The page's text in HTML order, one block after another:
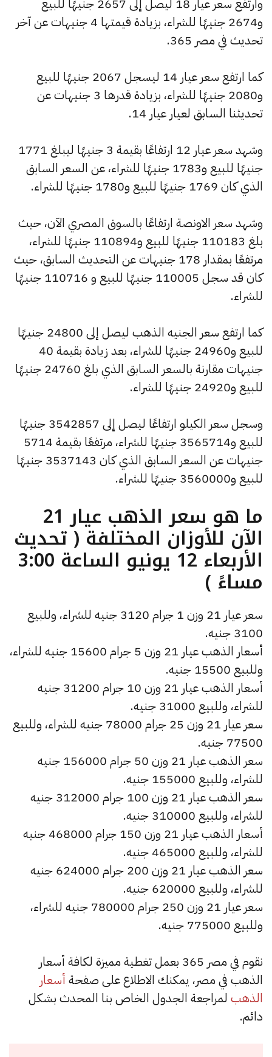
وارتفع سعر عيار 18 ليصل إلى 2657 جنيهًا للبيع
و2674 جنيهًا للشراء، بزيادة قيمتها 4 جنيهات عن آخر
تحديث في مصر 365.
كما ارتفع سعر عيار 14 ليسجل 2067 جنيهًا للبيع
و2080 جنيهًا للشراء، بزيادة قدرها 3 جنيهات عن
تحديثنا السابق لعيار عيار 14.
وشهد سعر عيار 12 ارتفاعًا بقيمة 3 جنيهًا ليبلغ 1771
جنيهًا للبيع و1783 جنيهًا للشراء، عن السعر السابق
الذي كان 1769 جنيهًا للبيع و1780 جنيهًا للشراء.
وشهد سعر الاونصة ارتفاعًا بالسوق المصري الآن، حيث
بلغ 110183 جنيهًا للبيع و110894 جنيهًا للشراء،
مرتفعًا بمقدار 178 جنيهات عن التحديث السابق، حيث
كان قد سجل 110005 جنيهًا للبيع و 110716 جنيهًا
للشراء.
كما ارتفع سعر الجنيه الذهب ليصل إلى 24800 جنيهًا
للبيع و24960 جنيهًا للشراء، بعد زيادة بقيمة 40
جنيهات مقارنة بالسعر السابق الذي بلغ 24760 جنيهًا
للبيع و24920 جنيهًا للشراء.
وسجل سعر الكيلو ارتفاعًا ليصل إلى 3542857 جنيهًا
للبيع و3565714 جنيهًا للشراء، مرتفعًا بقيمة 5714
جنيهات عن السعر السابق الذي كان 3537143 جنيهًا
للبيع و3560000 جنيهًا للشراء.
ما هو سعر الذهب عيار 21
الآن للأوزان المختلفة ( تحديث
الأربعاء 12 يونيو الساعة 3:00
مساءً )
سعر عيار 21 وزن 1 جرام 3120 جنيه للشراء، وللبيع
3100 جنيه.
أسعار الذهب عيار 21 وزن 5 جرام 15600 جنيه للشراء،
وللبيع 15500 جنيه.
أسعار الذهب عيار 21 وزن 10 جرام 31200 جنيه
للشراء، وللبيع 31000 جنيه.
سعر عيار 21 وزن 25 جرام 78000 جنيه للشراء، وللبيع
77500 جنيه.
سعر الذهب عيار 21 وزن 50 جرام 156000 جنيه
للشراء، وللبيع 155000 جنيه.
سعر الذهب عيار 21 وزن 100 جرام 312000 جنيه
للشراء، وللبيع 310000 جنيه.
أسعار الذهب عيار 21 وزن 150 جرام 468000 جنيه
للشراء، وللبيع 465000 جنيه.
سعر الذهب عيار 21 وزن 200 جرام 624000 جنيه
للشراء، وللبيع 620000 جنيه.
سعر عيار 21 وزن 250 جرام 780000 جنيه للشراء،
وللبيع 775000 جنيه.
نقوم في مصر 365 بعمل تغطية مميزة لكافة أسعار
الذهب في مصر، يمكنك الاطلاع على صفحة أسعار
الذهب لمراجعة الجدول الخاص بنا المحدث بشكل
دائم.